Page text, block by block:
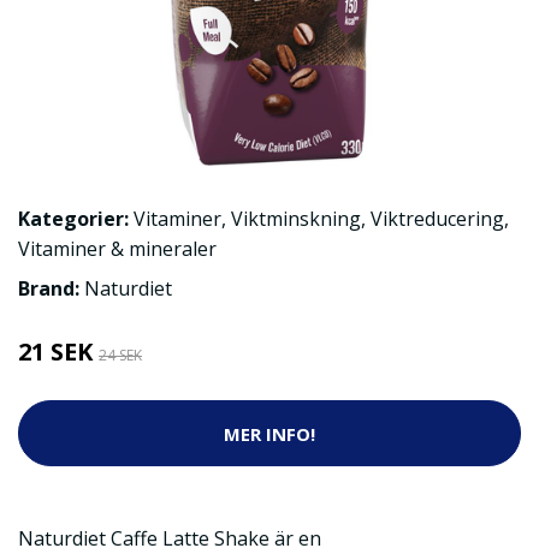
Kategorier:Vitaminer, Viktminskning, Viktreducering,
Vitaminer & mineraler
Brand: Naturdiet
21 SEK 24 SEK
MER INFO!
Naturdiet Caffe Latte Shake är en